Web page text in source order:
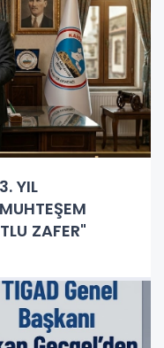
YIL
ZAFER"